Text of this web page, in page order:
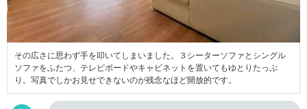
その広さに思わず手を叩いてしまいました。３シーターソファとシングル
ソファをふたつ、テレビボードやキャビネットを置いてもゆとりたっぷ
り。写真でしかお見せできないのが残念なほど開放的です。